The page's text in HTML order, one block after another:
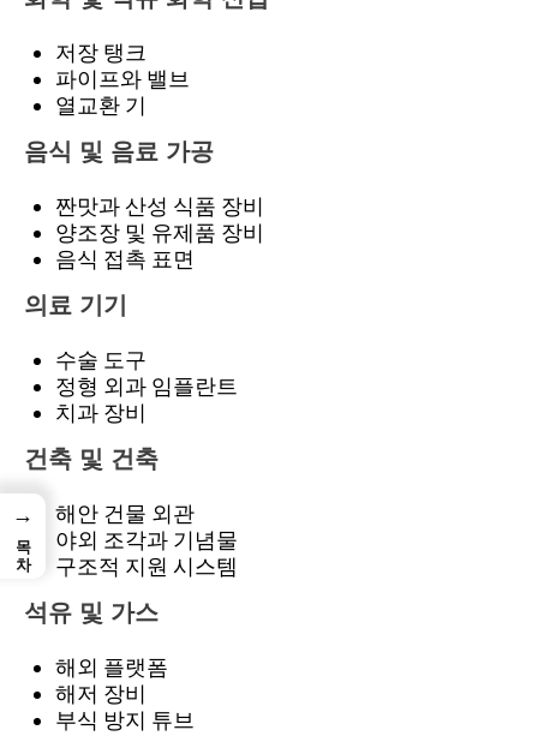
저장 탱크
파이프와 밸브
열교환 기
음식 및 음료 가공
짠맛과 산성 식품 장비
양조장 및 유제품 장비
음식 접촉 표면
의료 기기
수술 도구
정형 외과 임플란트
치과 장비
건축 및 건축
해안 건물 외관
야외 조각과 기념물
구조적 지원 시스템
석유 및 가스
해외 플랫폼
해저 장비
부식 방지 튜브
→
목차